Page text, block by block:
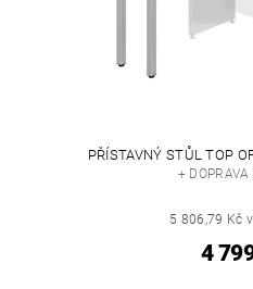
PŘÍSTAVNÝ STŮL TOP
+
5 806,79 Kč
4